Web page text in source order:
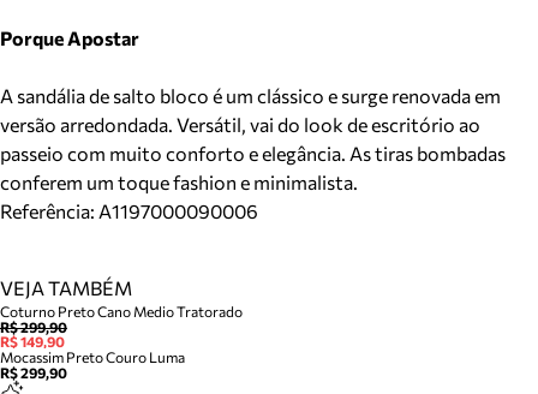
Porque Apostar
A sandália de salto bloco é um clássico e surge renovada em
versão arredondada. Versátil, vai do look de escritório ao
passeio com muito conforto e elegância. As tiras bombadas
conferem um toque fashion e minimalista.
Referência: A1197000090006
VEJA TAMBÉM
Coturno Preto Cano Medio Tratorado
R$ 299,90
R$ 149,90
Mocassim Preto Couro Luma
R$ 299,90